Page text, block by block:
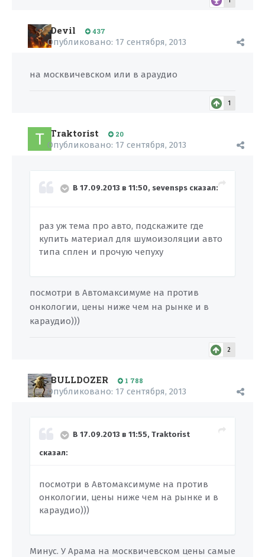
Devil 437
Опубликовано: 17 сентября, 2013
на москвичевском или в араудио
1
Traktorist 20
Опубликовано: 17 сентября, 2013
В 17.09.2013 в 11:50, sevensps сказал:
раз уж тема про авто, подскажите где
купить материал для шумоизоляции авто
типа сплен и прочую чепуху
посмотри в Автомаксимуме на против
онкологии, цены ниже чем на рынке и в
караудио)))
2
BULLDOZER 1 788
Опубликовано: 17 сентября, 2013
В 17.09.2013 в 11:55, Traktorist
сказал:
посмотри в Автомаксимуме на против
онкологии, цены ниже чем на рынке и в
караудио)))
Минус. У Арама на москвичевском цены самые